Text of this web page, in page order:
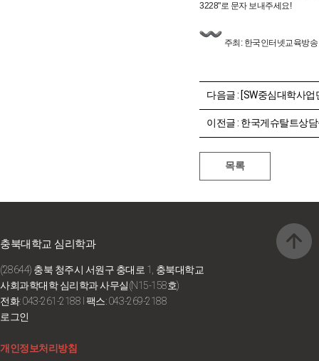
3228"로 문자 보내주세요!
주최: 한국인터넷교육방송
다음글 : [SW중심대학사업단] 제 2차 SW융합전공 재학생
이전글 : 한국게슈탈트상담심리학회 새싹
충북대학교 심리학과
(28644) 충북 청주시 서원구 충대로 1, 충북대학교
사회과학대학 심리학과 사무실(N15-158호)
전화: 043-261-2188 I 팩스: 043-269-2188
로그인
개인정보처리방침